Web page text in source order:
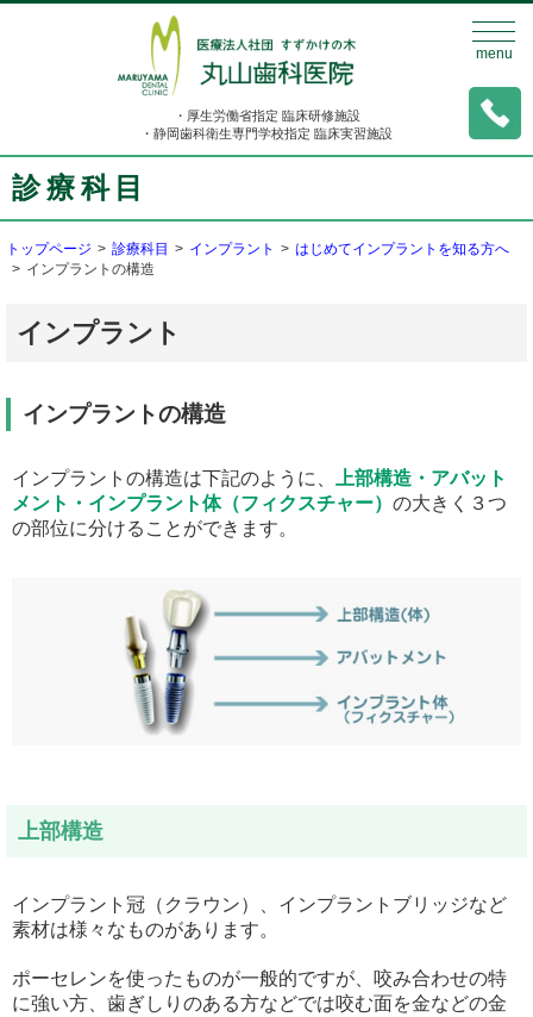
・厚生労働省指定 臨床研修施設
・静岡歯科衛生専門学校指定 臨床実習施設
menu
診療科目
トップページ > 診療科目 > インプラント > はじめてインプラントを知る方へ
> インプラントの構造
インプラント
インプラントの構造
インプラントの構造は下記のように、
上部構造・アバット
メント・インプラント体（フィクスチャー） の大きく３つ
の部位に分けることができます。
上部構造
インプラント冠（クラウン）、インプラントブリッジなど
素材は様々なものがあります。
ポーセレンを使ったものが一般的ですが、咬み合わせの特
に強い方、歯ぎしりのある方などでは咬む面を金などの金